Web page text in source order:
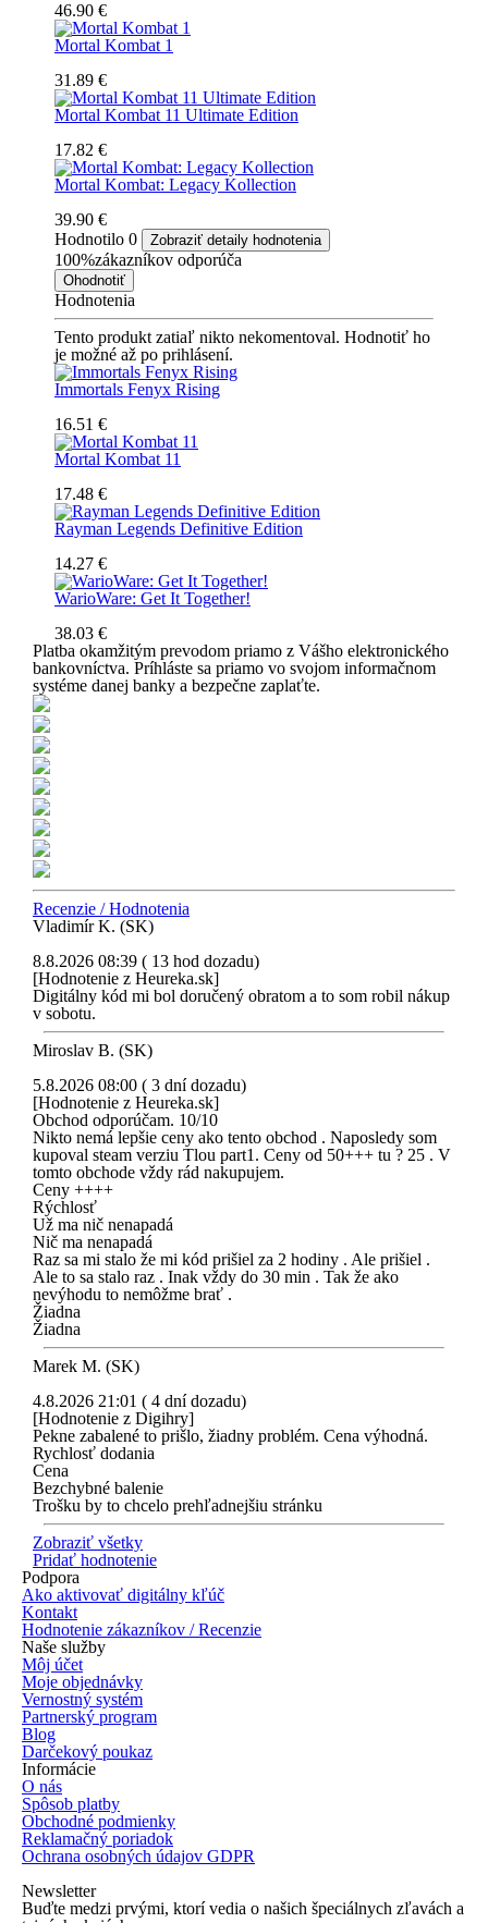
46.90 €
Mortal Kombat 1
31.89 €
Mortal Kombat 11 Ultimate Edition
17.82 €
Mortal Kombat: Legacy Kollection
39.90 €
Hodnotilo 0 Zobraziť detaily hodnotenia
100%zákazníkov odporúča
Ohodnotiť
Hodnotenia
Tento produkt zatiaľ nikto nekomentoval. Hodnotiť ho
je možné až po prihlásení.
Immortals Fenyx Rising
16.51 €
Mortal Kombat 11
17.48 €
Rayman Legends Definitive Edition
14.27 €
WarioWare: Get It Together!
38.03 €
Platba okamžitým prevodom priamo z Vášho elektronického
bankovníctva. Príhláste sa priamo vo svojom informačnom
systéme danej banky a bezpečne zaplaťte.
Recenzie / Hodnotenia
Vladimír K. (SK)
8.8.2026 08:39 ( 13 hod dozadu)
[Hodnotenie z Heureka.sk]
Digitálny kód mi bol doručený obratom a to som robil nákup
v sobotu.
Miroslav B. (SK)
5.8.2026 08:00 ( 3 dní dozadu)
[Hodnotenie z Heureka.sk]
Obchod odporúčam. 10/10
Nikto nemá lepšie ceny ako tento obchod . Naposledy som
kupoval steam verziu Tlou part1. Ceny od 50+++ tu ? 25 . V
tomto obchode vždy rád nakupujem.
Ceny ++++
Rýchlosť
Už ma nič nenapadá
Nič ma nenapadá
Raz sa mi stalo že mi kód prišiel za 2 hodiny . Ale prišiel .
Ale to sa stalo raz . Inak vždy do 30 min . Tak že ako
nevýhodu to nemôžme brať .
Žiadna
Žiadna
Marek M. (SK)
4.8.2026 21:01 ( 4 dní dozadu)
[Hodnotenie z Digihry]
Pekne zabalené to prišlo, žiadny problém. Cena výhodná.
Rychlosť dodania
Cena
Bezchybné balenie
Trošku by to chcelo prehľadnejšiu stránku
Zobraziť všetky
Pridať hodnotenie
Podpora
Ako aktivovať digitálny kľúč
Kontakt
Hodnotenie zákazníkov / Recenzie
Naše služby
Môj účet
Moje objednávky
Vernostný systém
Partnerský program
Blog
Darčekový poukaz
Informácie
O nás
Spôsob platby
Obchodné podmienky
Reklamačný poriadok
Ochrana osobných údajov GDPR
Newsletter
Buďte medzi prvými, ktorí vedia o našich špeciálnych zľavách a